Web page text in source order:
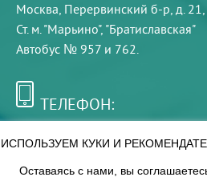
Москва, Перервинский б-р, д. 21,
Ст. м. "Марьино", "Братиславская"
Автобус № 957 и 762.
ТЕЛЕФОН:
ИСПОЛЬЗУЕМ КУКИ И
Оставаясь с нами, вы